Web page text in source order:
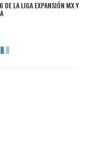
LA LIGA EXPANSIÓN MX Y